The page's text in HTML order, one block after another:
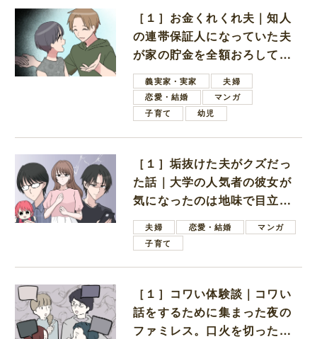
［１］お金くれくれ夫｜知人
の連帯保証人になっていた夫
が家の貯金を全額おろしてほ
しいと言ってきた
義実家・実家
夫婦
恋愛・結婚
マンガ
子育て
幼児
［１］垢抜けた夫がクズだっ
た話｜大学の人気者の彼女が
気になったのは地味で目立た
ない男子学生
夫婦 恋愛・結婚
マンガ
子育て
［１］コワい体験談｜コワい
話をするために集まった夜の
ファミレス。口火を切ったの